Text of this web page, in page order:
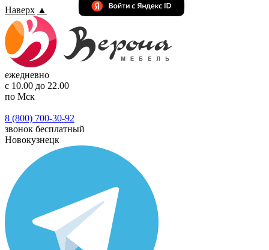
Наверх ▲
ежедневно
с 10.00 до 22.00
по Мск
8 (800) 700-30-92
звонок бесплатный
Новокузнецк